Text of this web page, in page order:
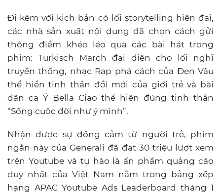
Đi kèm với kịch bản có lối storytelling hiện đại,
các nhà sản xuất nội dung đã chọn cách gửi
thông điểm khéo léo qua các bài hát trong
phim: Turkisch March đại diện cho lối nghĩ
truyền thống, nhạc Rap phá cách của Đen Vâu
thể hiển tinh thần đổi mới của giới trẻ và bài
dân ca Ý Bella Ciao thể hiện đúng tinh thần
“Sống cuộc đời như ý mình”.
Nhận được sự đồng cảm từ người trẻ, phim
ngắn này của Generali đã đạt 30 triệu lượt xem
trên Youtube và tự hào là ấn phẩm quảng cáo
duy nhất của Việt Nam nằm trong bảng xếp
hạng APAC Youtube Ads Leaderboard tháng 1